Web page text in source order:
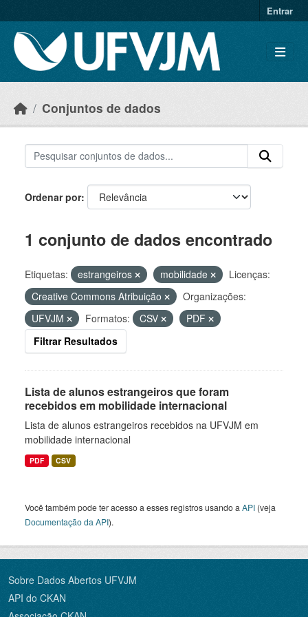
Entrar
Conjuntos de dados
Ordenar por
1 conjunto de dados encontrado
Etiquetas: estrangeiros mobilidade
Licenças:
Creative Commons Atribuição
Organizações:
UFVJM
Formatos: CSV
PDF
Filtrar Resultados
Lista de alunos estrangeiros que foram
recebidos em mobilidade internacional
Lista de alunos estrangeiros recebidos na UFVJM em
mobilidade internacional
PDF CSV
Você também pode ter acesso a esses registros usando a API (veja
Documentação da API).
Sobre Dados Abertos UFVJM
API do CKAN